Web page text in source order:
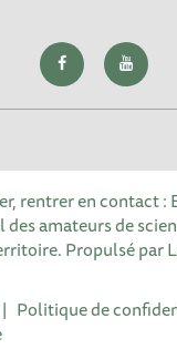
rentrer en contact :
des amateurs de
Propulsé par
| Politique de